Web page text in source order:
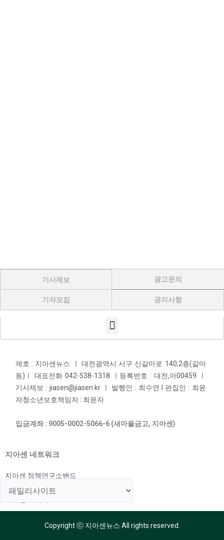
기사제보 광고문의
기자모집 공지사항
제호 : 지아센뉴스 ㅣ 대전광역시 서구 신갈마로 140,2층(갈마
동)ㅣ 대표전화 042-538-1318 ㅣ등록번호 : 대전,아00459 ㅣ
기사제보 : jiasen@jiasen.kr ㅣ 발행인 : 최수연 l 편집인 : 최윤
자청소년보호책임자 : 최윤자
입금계좌 : 9005-0002-5066-6 (새마을금고, 지아센)
지아센 네트워크
지아센 정책연구소밴드
지아센 해외아동지원국
Copyright ⓒ 지아센뉴스 All rights reserved.